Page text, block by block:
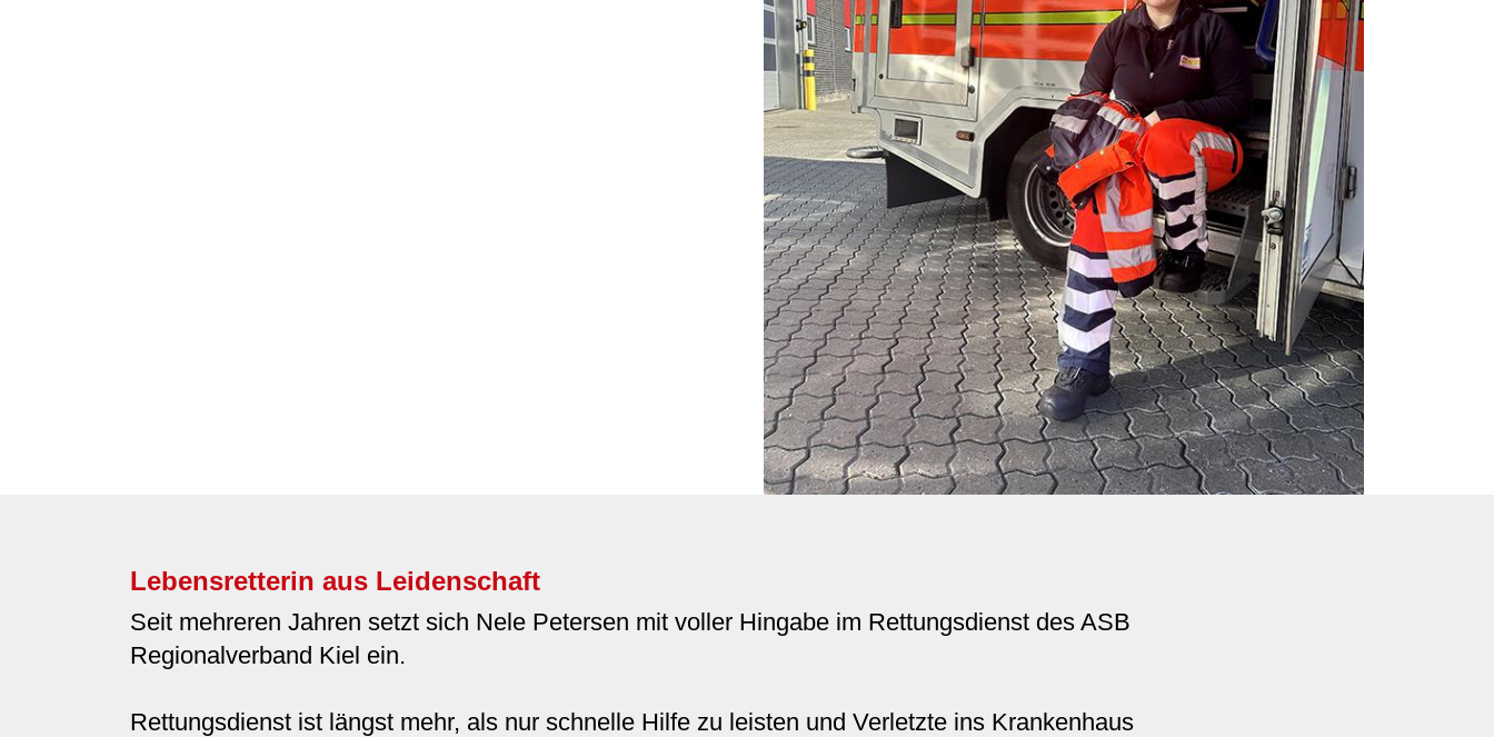
Lebensretterin aus Leidenschaft
Seit mehreren Jahren setzt sich Nele Petersen mit voller Hingabe im Rettungsdienst des ASB
Regionalverband Kiel ein.
Rettungsdienst ist längst mehr, als nur schnelle Hilfe zu leisten und Verletzte ins Krankenhaus